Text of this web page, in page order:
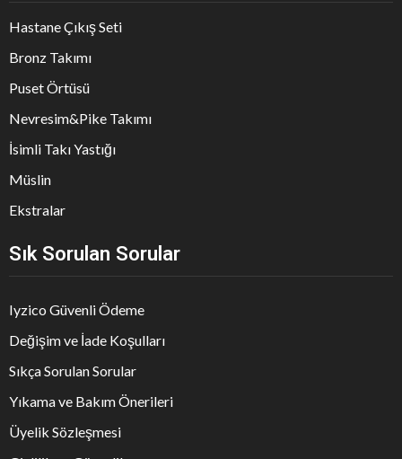
Hastane Çıkış Seti
Bronz Takımı
Puset Örtüsü
Nevresim&Pike Takımı
İsimli Takı Yastığı
Müslin
Ekstralar
Sık Sorulan Sorular
Iyzico Güvenli Ödeme
Değişim ve İade Koşulları
Sıkça Sorulan Sorular
Yıkama ve Bakım Önerileri
Üyelik Sözleşmesi